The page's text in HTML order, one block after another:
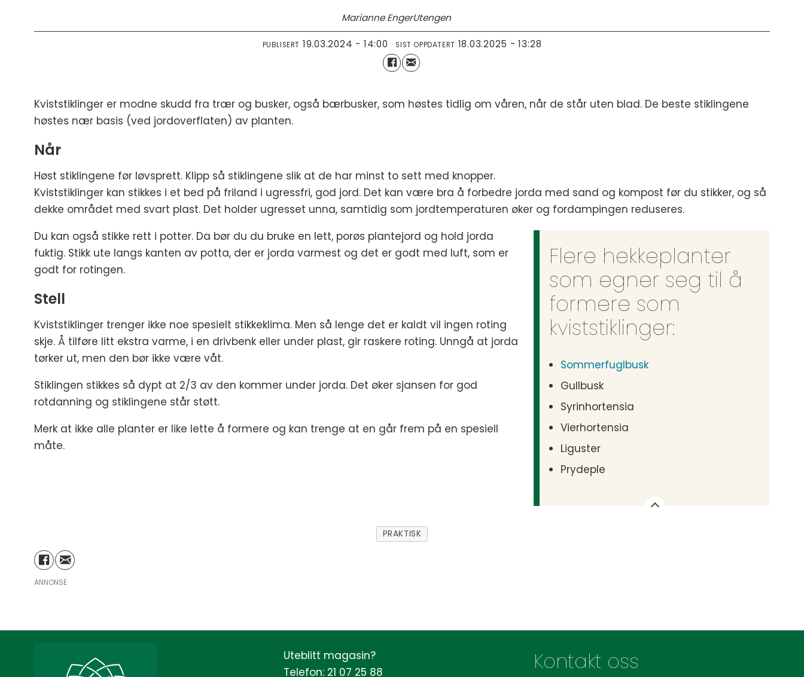
Marianne EngerUtengen
PUBLISERT 19.03.2024 - 14:00 SIST OPPDATERT 18.03.2025 - 13:28
Kviststiklinger er modne skudd fra trær og busker, også bærbusker, som høstes tidlig om våren, når de står uten blad. De beste stiklingene
høstes nær basis (ved jordoverflaten) av planten.
Når
Høst stiklingene før løvsprett. Klipp så stiklingene slik at de har minst to sett med knopper.
Kviststiklinger kan stikkes i et bed på friland i ugressfri, god jord. Det kan være bra å forbedre jorda med sand og kompost før du stikker, og så
dekke området med svart plast. Det holder ugresset unna, samtidig som jordtemperaturen øker og fordampingen reduseres.
Flere hekkeplanter
som egner seg til å
formere som
kviststiklinger:
Sommerfuglbusk
Gullbusk
Syrinhortensia
Vierhortensia
Liguster
Prydeple
Du kan også stikke rett i potter. Da bør du du bruke en lett, porøs plantejord og hold jorda
fuktig. Stikk ute langs kanten av potta, der er jorda varmest og det er godt med luft, som er
godt for rotingen.
Stell
Kviststiklinger trenger ikke noe spesielt stikkeklima. Men så lenge det er kaldt vil ingen roting
skje. Å tilføre litt ekstra varme, i en drivbenk eller under plast, gir raskere roting. Unngå at jorda
tørker ut, men den bør ikke være våt.
Stiklingen stikkes så dypt at 2/3 av den kommer under jorda. Det øker sjansen for god
rotdanning og stiklingene står støtt.
Merk at ikke alle planter er like lette å formere og kan trenge at en går frem på en spesiell
måte.
PRAKTISK
ANNONSE
Uteblitt magasin?
Telefon: 21 07 25 88
Kontakt oss